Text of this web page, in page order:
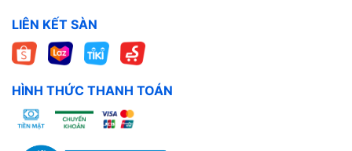
LIÊN KẾT SÀN
HÌNH THỨC THANH TOÁN